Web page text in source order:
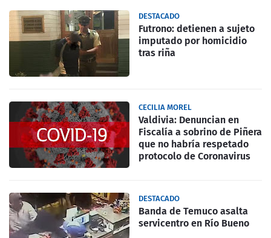
DESTACADO
Futrono: detienen a sujeto
imputado por homicidio
tras riña
CECILIA MOREL
Valdivia: Denuncian en
Fiscalía a sobrino de Piñera
que no habría respetado
protocolo de Coronavirus
DESTACADO
Banda de Temuco asalta
servicentro en Río Bueno